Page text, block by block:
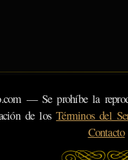
— Se prohíbe la
de losTérminos del
Contacto